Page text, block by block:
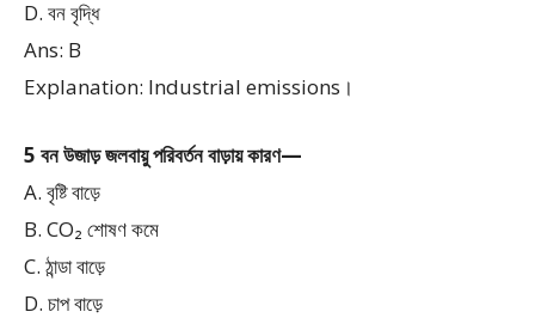
D. বন বৃদ্ধি
Ans: B
Explanation: Industrial emissions।
5 বন উজাড় জলবায়ু পরিবর্তন বাড়ায় কারণ—
A. বৃষ্টি বাড়ে
B. CO₂ শোষণ কমে
C. ঠান্ডা বাড়ে
D. চাপ বাড়ে